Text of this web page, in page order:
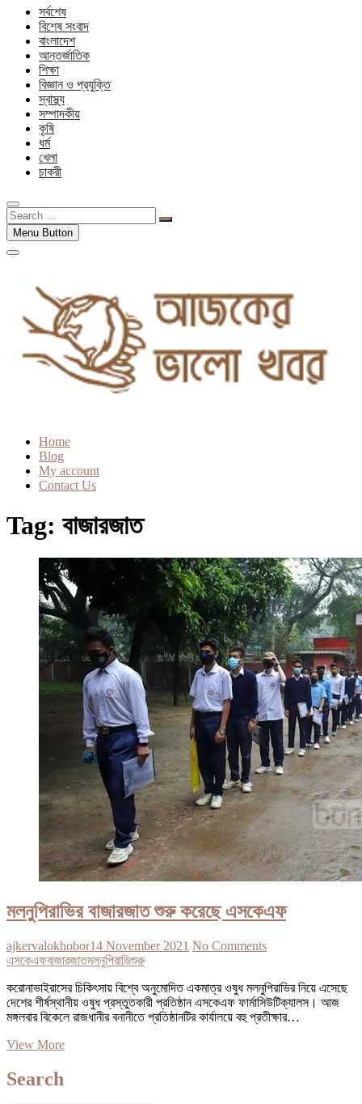
সর্বশেষ
বিশেষ সংবাদ
বাংলাদেশ
আন্তর্জাতিক
শিক্ষা
বিজ্ঞান ও প্রযুক্তি
স্বাস্থ্য
সম্পাদকীয়
কৃষি
ধর্ম
খেলা
চাকরী
Search
…Menu Button
Home
Blog
My account
Contact Us
Tag: বাজারজাত
মলনুপিরাভির বাজারজাত শুরু করেছে এসকেএফ
ajkervalokhobor14 November 2021 No Comments
এসকেএফবাজারজাতমলনুপিরাভিশুরু
করোনাভাইরাসের চিকিৎসায় বিশ্বে অনুমোদিত একমাত্র ওষুধ মলনুপিরাভির নিয়ে এসেছে
দেশের শীর্ষস্থানীয় ওষুধ প্রস্তুতকারী প্রতিষ্ঠান এসকেএফ ফার্মাসিউটিক্যালস। আজ
মঙ্গলবার বিকেলে রাজধানীর বনানীতে প্রতিষ্ঠানটির কার্যালয়ে বহু প্রতীক্ষার…
View Moreমলনুপিরাভির
Search